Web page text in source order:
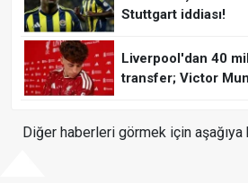
Stuttgart iddiası!
Liverpool'dan 40
transfer; Victor
Diğer haberleri görmek için aşağıya